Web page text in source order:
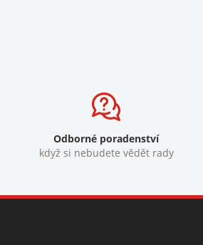
Odborné poradenství
když si nebudete vědět rady